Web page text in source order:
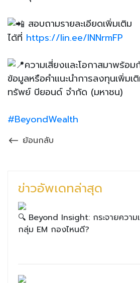
สอบถามรายละเอียดเพิ่มเติม
ได้ที่ https://lin.ee/INNrmFP
ความเสี่ยงและโอกาสมาพร้อ
ข้อมูลหรือคำแนะนำการลงทุนเพิ่ม
ทรัพย์ บียอนด์ จำกัด (มหาชน)
#BeyondWealth
ย้อนกลับ
ข่าวอัพเดทล่าสุด
🔍 Beyond Insight: กระจายความ
กลุ่ม EM กองไหนดี?